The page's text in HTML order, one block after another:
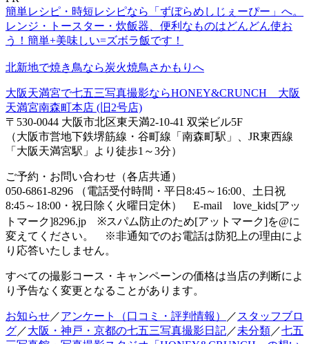
簡単レシピ・時短レシピなら「ずぼらめしじぇーぴー」へ。
レンジ・トースター・炊飯器、便利なものはどんどん使お
う！簡単+美味しい=ズボラ飯です！
北新地で焼き鳥なら炭火焼鳥さかもりへ
大阪天満宮で七五三写真撮影ならHONEY&CRUNCH 大阪
天満宮南森町本店 (旧2号店)
〒530-0044 大阪市北区東天満2-10-41 双栄ビル5F
（大阪市営地下鉄堺筋線・谷町線「南森町駅」、JR東西線
「大阪天満宮駅」より徒歩1～3分）
ご予約・お問い合わせ（各店共通）
050-6861-8296 （電話受付時間・平日8:45～16:00、土日祝
8:45～18:00・祝日除く火曜日定休） E-mail love_kids[アッ
トマーク]8296.jp ※スパム防止のため[アットマーク]を@に
変えてください。 ※非通知でのお電話は防犯上の理由によ
り応答いたしません。
すべての撮影コース・キャンペーンの価格は当店の判断によ
り予告なく変更となることがあります。
お知らせ／アンケート（口コミ・評判情報） ／ スタッフブロ
グ／大阪・神戸・京都の七五三写真撮影日記／未分類／七五